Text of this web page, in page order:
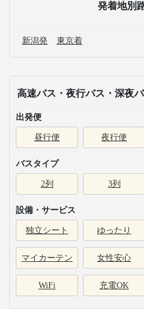
発着地別
新潟発 東京着
高速バス・夜行バス・深夜
出発便
昼行便 夜行便
バスタイプ
2列 3列
設備・サービス
独立シート ゆったり
マイカーテン 女性安心
WiFi 充電OK